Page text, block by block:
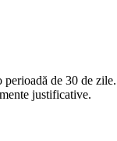
de 30 de
justificative.